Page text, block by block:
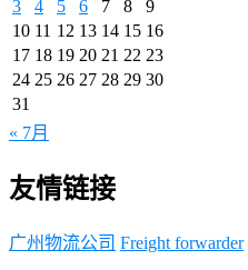
3
4 5 6 7 8
9
10 11 12 13 14 15 16
17 18 19 20 21 22 23
24 25 26 27 28 29 30
31
« 7月
友情链接
广州物流公司 Freight forwarder